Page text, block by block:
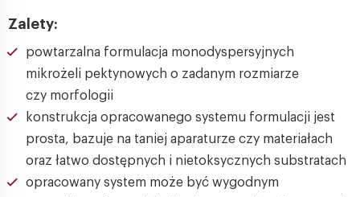
Zalety:
powtarzalna formulacja monodyspersyjnych
mikrożeli pektynowych o zadanym rozmiarze
czy morfologii
konstrukcja opracowanego systemu formulacji jest
prosta, bazuje na taniej aparaturze czy materiałach
oraz łatwo dostępnych i nietoksycznych substratach
opracowany system może być wygodnym